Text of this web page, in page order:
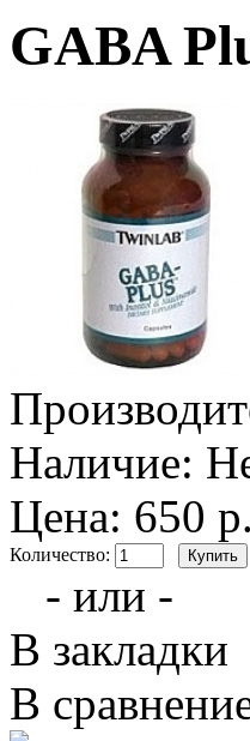
GABA
Наличие:
Цена: 650 р.
Количество:
- или -
В закладки
В